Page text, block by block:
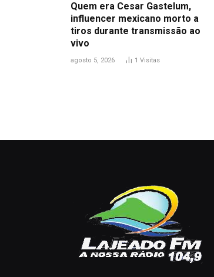
Quem era Cesar Gastelum,
influencer mexicano morto a
tiros durante transmissão ao
vivo
agosto 5, 2026 1 Visitas